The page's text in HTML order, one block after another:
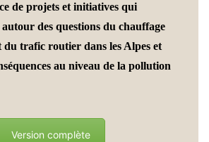
de projets et initiatives qui
des questions du chauffage
du trafic routier dans les Alpes et
au niveau de la pollution
Version complète